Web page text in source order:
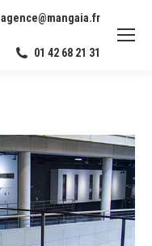
agence@mangaia.fr
01 42 68 21 31